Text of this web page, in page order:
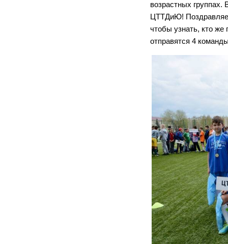
возрастных
ЦТТДиЮ!
чтобы узнать, кто
отправятся 4